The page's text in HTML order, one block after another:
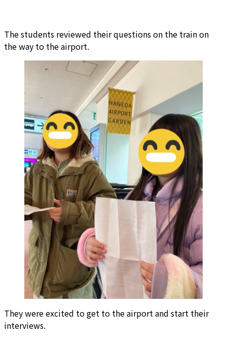
The students reviewed their questions on the train on
the way to the airport.
They were excited to get to the airport and start their
interviews.